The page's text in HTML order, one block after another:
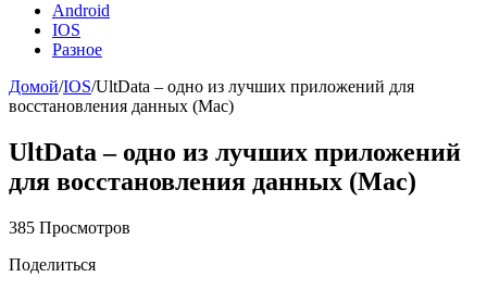
Android
IOS
Разное
Домой/IOS/UltData – одно из лучших приложений для
восстановления данных (Mac)
UltData – одно из лучших приложений
для восстановления данных (Mac)
385 Просмотров
Поделиться